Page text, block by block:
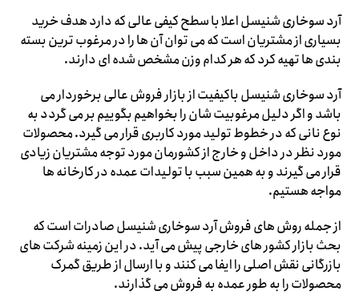
آرد سوخاری شنیسل اعلا با سطح کیفی عالی که دارد هدف خرید
بسیاری از مشتریان است که می توان آن ها را در مرغوب ترین بسته
بندی ها تهیه کرد که هر کدام وزن مشخص شده ای دارند.
آرد سوخاری شنیسل باکیفیت از بازار فروش عالی برخوردار می
باشد و اگر دلیل مرغوبیت شان را بخواهیم بگوییم بر می گردد به
نوع نانی که در خطوط تولید مورد کاربری قرار می گیرد. محصولات
مورد نظر در داخل و خارج از کشورمان مورد توجه مشتریان زیادی
قرار می گیرند و به همین سبب با تولیدات عمده در کارخانه ها
مواجه هستیم.
از جمله روش های فروش آرد سوخاری شنیسل صادرات است که
بحث بازار کشور های خارجی پیش می آید. در این زمینه شرکت های
بازرگانی نقش اصلی را ایفا می کنند و با ارسال از طریق گمرک
محصولات را به طور عمده به فروش می گذارند.